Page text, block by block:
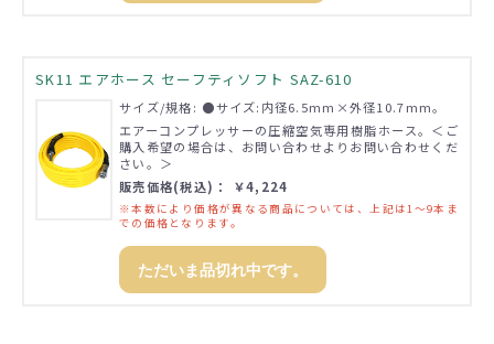
SK11 エアホース セーフティソフト SAZ-610
サイズ/規格: ●サイズ:内径6.5mm×外径10.7mm。
エアーコンプレッサーの圧縮空気専用樹脂ホース。＜ご
購入希望の場合は、お問い合わせよりお問い合わせくだ
さい。＞
販売価格(税込)： ￥4,224
※本数により価格が異なる商品については、上記は1～9本ま
での価格となります。
ただいま品切れ中です。